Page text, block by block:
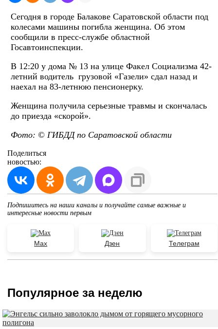
Сегодня в городе Балакове Саратовской области под
колесами машины погибла женщина. Об этом
сообщили в пресс-службе областной
Госавтоинспекции.
В 12:20 у дома № 13 на улице Факел Социализма 42-
летний водитель грузовой «Газели» сдал назад и
наехал на 83-летнюю пенсионерку.
Женщина получила серьезные травмы и скончалась
до приезда «скорой».
Фото: © ГИБДД по Саратовской области
Поделиться
новостью:
Подпишитесь на наши каналы и получайте самые важные и
интересные новости первым
Max Дзен Телеграм
Популярное за неделю